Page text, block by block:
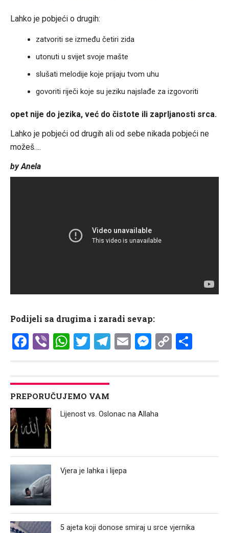
Lahko je pobjeći o drugih:
zatvoriti se između četiri zida
utonuti u svijet svoje mašte
slušati melodije koje prijaju tvom uhu
govoriti riječi koje su jeziku najslađe za izgovoriti
opet nije do jezika, već do čistote ili zaprljanosti srca.
Lahko je pobjeći od drugih ali od sebe nikada pobjeći ne
možeš….
by Anela
Podijeli sa drugima i zaradi sevap:
Facebook
ViberWhatsApp
Twitter
Telegram
EmailCopy
PREPORUČUJEMO VAM
Lijenost vs. Oslonac na Allaha
Vjera je lahka i lijepa
5 ajeta koji donose smiraj u srce vjernika